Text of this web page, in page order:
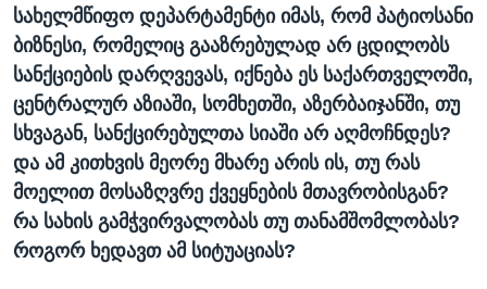
სახელმწიფო დეპარტამენტი იმას, რომ პატიოსანი
ბიზნესი, რომელიც გააზრებულად არ ცდილობს
სანქციების დარღვევას, იქნება ეს საქართველოში,
ცენტრალურ აზიაში, სომხეთში, აზერბაიჯანში, თუ
სხვაგან, სანქცირებულთა სიაში არ აღმოჩნდეს?
და ამ კითხვის მეორე მხარე არის ის, თუ რას
მოელით მოსაზღვრე ქვეყნების მთავრობისგან?
რა სახის გამჭვირვალობას თუ თანამშომლობას?
როგორ ხედავთ ამ სიტუაციას?